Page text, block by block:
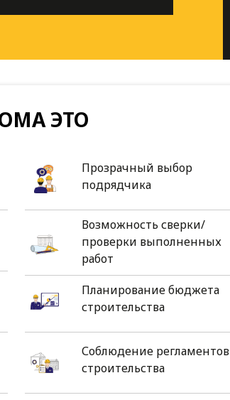
ЭТО
Прозрачный выбор
подрядчика
Возможность сверки/
проверки выполненных
работ
Планирование бюджета
строительства
Соблюдение регламентов
строительства